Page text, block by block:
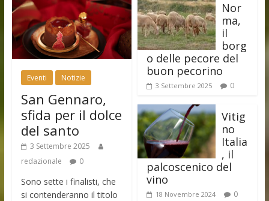
Eventi Notizie
San Gennaro,
sfida per il dolce
del santo
3 Settembre 2025
redazionale
0
Sono sette i finalisti, che
si contenderanno il titolo
Nor
ma,
il
borg
o delle pecore del
buon pecorino
3 Settembre 2025 0
Vitig
no
Italia
, il
palcoscenico del
vino
18 Novembre 2024 0